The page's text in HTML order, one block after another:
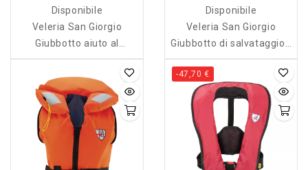
Disponibile
Veleria San Giorgio
Giubbotto aiuto al
galleggiamento Sailor PE
50 N
Disponibile
Veleria San Giorgio
Giubbotto di salvataggio -
Nadir Adulto 100 N
-47,70 €